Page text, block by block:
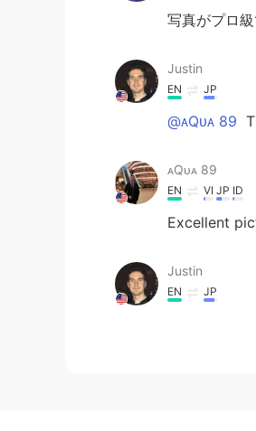
写真がプロ級
Justin
EN JP
@ᴀQᴜᴀ 89
ᴀQᴜᴀ 89
EN VI JP ID
Excellent
Justin
EN JP